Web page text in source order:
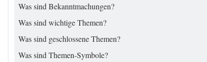
Was sind Bekanntmachungen?
Was sind wichtige Themen?
Was sind geschlossene Themen?
Was sind Themen-Symbole?